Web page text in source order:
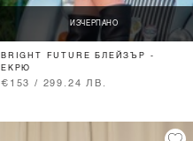
ИЗЧЕРПАНО
BRIGHT FUTURE БЛЕЙЗЪР -
ЕКРЮ
€153 / 299.24 ЛВ.